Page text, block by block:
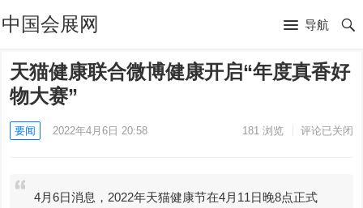
中国会展网 导航
天猫健康联合微博健康开启“年度真香好
物大赛”
要闻 2022年4月6日 20:58 181浏览 评论已关闭
4月6日消息，2022年天猫健康节在4月11日晚8点正式